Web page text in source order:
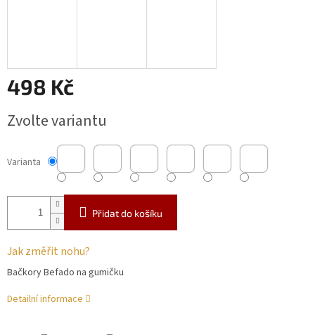
498 Kč
cena:
Zvolte variantu
Varianta
Přidat do košíku
Jak změřit nohu?
Bačkory Befado na gumičku
Detailní informace